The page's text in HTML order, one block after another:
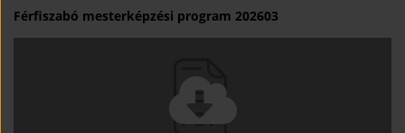
Férfiszabó mesterképzési program 202603